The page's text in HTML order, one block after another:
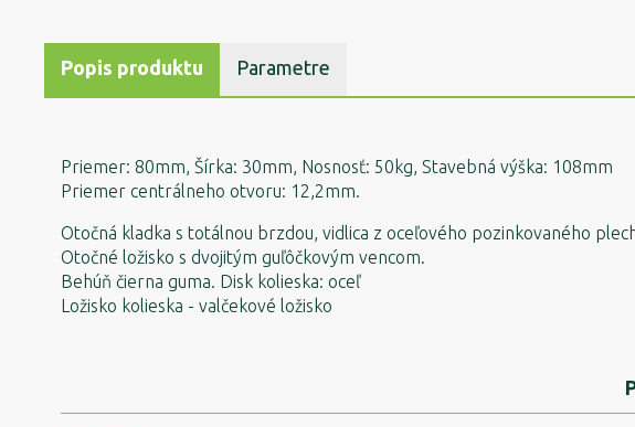
Popis produktu Parametre
Priemer: 80mm, Šírka: 30mm, Nosnosť: 50kg, Stavebná výška: 108mm
Priemer centrálneho otvoru: 12,2mm.
Otočná kladka s totálnou brzdou, vidlica z oceľového pozinkovaného
Otočné ložisko s dvojitým guľôčkovým vencom.
Behúň čierna guma. Disk kolieska: oceľ
Ložisko kolieska - valčekové ložisko